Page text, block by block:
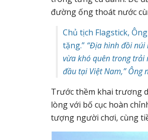
đường ống thoát nước
Chủ tịch Flagstick,
tặng.” “Địa hình đồi núi
vừa khó quên trong trải
đầu tại Việt Nam,” Ông
Trước thềm khai trương
lòng với bố cục hoàn
tượng người chơi, cùng